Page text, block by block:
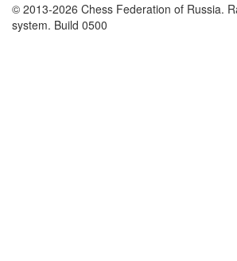
© 2013-2026 Chess Federation of Russia.
system. Build 0500